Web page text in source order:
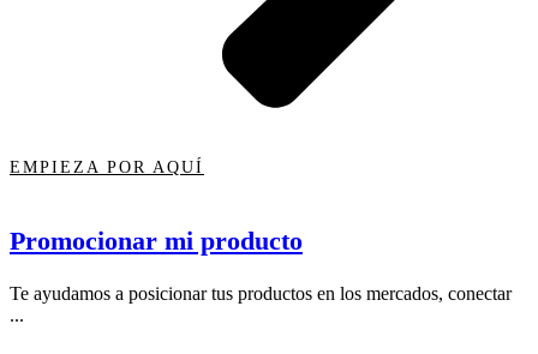
EMPIEZA POR AQUÍ
Promocionar mi producto
Te ayudamos a posicionar tus productos en los mercados, conectar
...